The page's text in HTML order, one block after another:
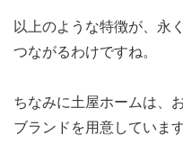
以上のような特徴が、永
つながるわけですね。
ちなみに土屋ホームは、
ブランドを用意しています